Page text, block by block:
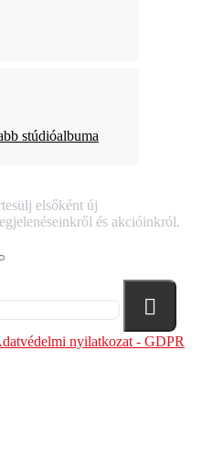
stúdióalbuma
elsőként új
és akcióinkról.
nyilatkozat - GDPR